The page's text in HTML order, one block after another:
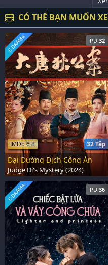
CÓ THỂ BẠN MUỐN
PD. 32
32 Tập
IMDb 6.8
C-DRAMA
Đại Đường Địch Công Án
Judge Di's Mystery (2024)
PD. 36
C-DRAMA